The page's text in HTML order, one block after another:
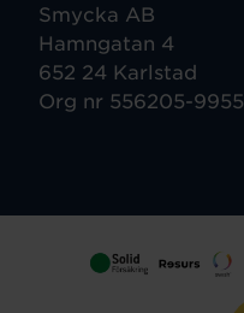
Smycka AB
Hamngatan 4
652 24 Karlstad
Org nr 556205-9955